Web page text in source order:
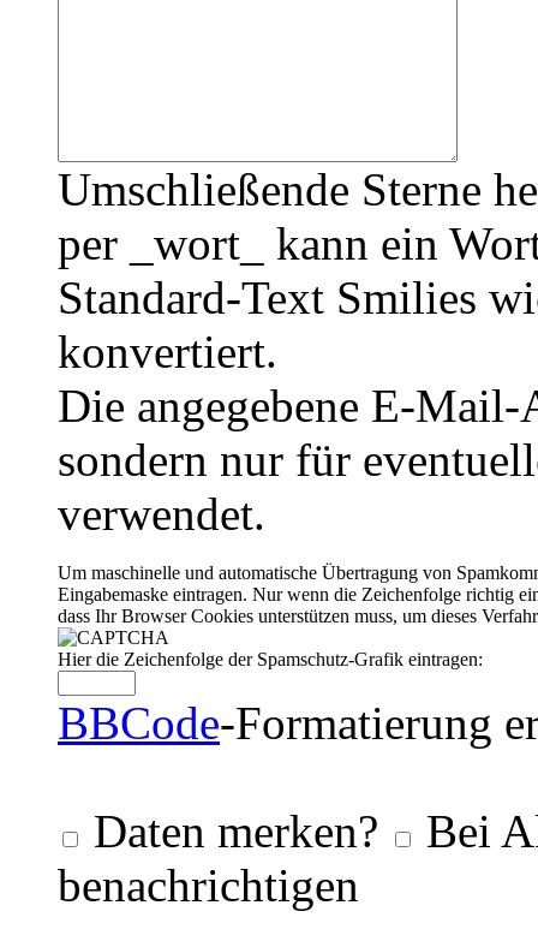
Umschließende Sterne
per _wort_ kann ein
Standard-Text Smilies
konvertiert.
Die angegebene E-
sondern nur für
verwendet.
Um maschinelle und automatische Übertragung von
Eingabemaske eintragen. Nur wenn die Zeichenfolge richtig
dass Ihr Browser Cookies unterstützen muss, um dieses
Hier die Zeichenfolge der Spamschutz-Grafik eintragen:
BBCode-Formatierung
Daten merken?
Bei
benachrichtigen